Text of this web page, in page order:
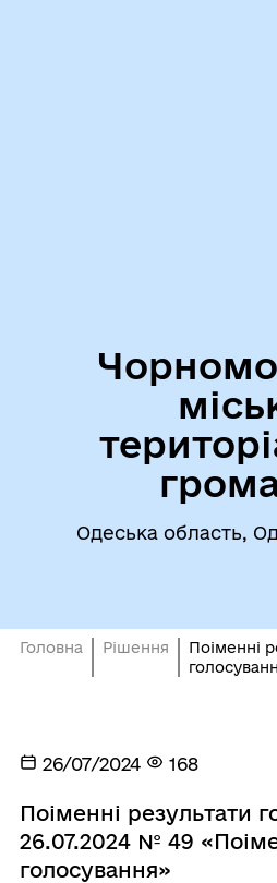
Одеська область,
Головна Рішення
Поіменні
26/07/2024 168
Поіменні результати
26.07.2024 № 49
голосування»